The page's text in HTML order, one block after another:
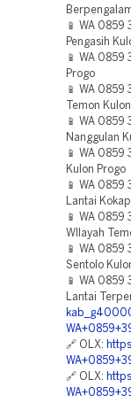
📱 WA
Pengasih
📱 WA 0859
Progo
📱 WA 0859
Temon
📱 WA
Nanggulan
📱 WA
Kulon Progo
📱 WA
Lantai
📱 WA
WIlayah
📱 WA
Sentolo
📱 WA
Lantai
🔗 OLX:
🔗 OLX: